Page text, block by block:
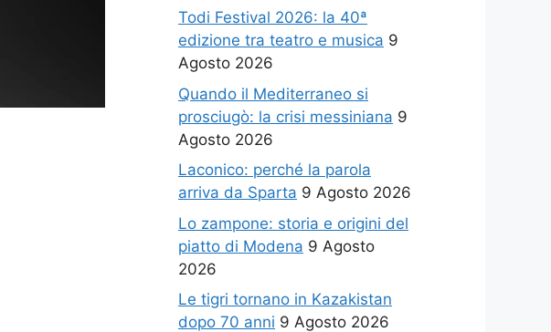
Todi Festival 2026: la 40ª
edizione tra teatro e musica 9
Agosto 2026
Quando il Mediterraneo si
prosciugò: la crisi messiniana 9
Agosto 2026
Laconico: perché la parola
arriva da Sparta 9 Agosto 2026
Lo zampone: storia e origini del
piatto di Modena 9 Agosto
2026
Le tigri tornano in Kazakistan
dopo 70 anni 9 Agosto 2026